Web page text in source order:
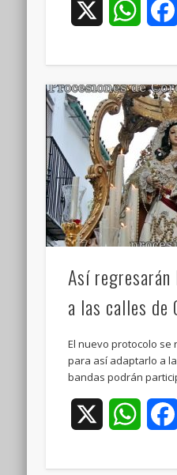
Así
a las calles de
El nuevo protocolo se
para así adaptarlo a
bandas podrán